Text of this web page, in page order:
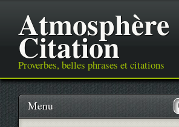
Atmosphère
Citation
Proverbes, belles phrases et citations
Main menu
SkipMenu